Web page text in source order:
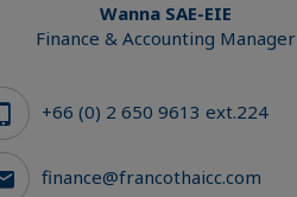
Wanna SAE-EIE
Finance & Accounting Manager
+66 (0) 2 650 9613 ext.224
finance@francothaicc.com